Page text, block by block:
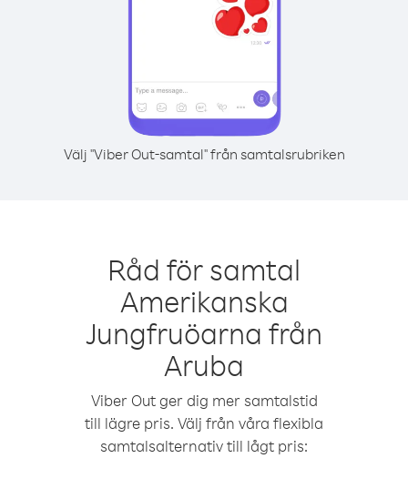
Välj "Viber Out-samtal" från samtalsrubriken
Råd för samtal
Amerikanska
Jungfruöarna från
Aruba
Viber Out ger dig mer samtalstid
till lägre pris. Välj från våra flexibla
samtalsalternativ till lågt pris: